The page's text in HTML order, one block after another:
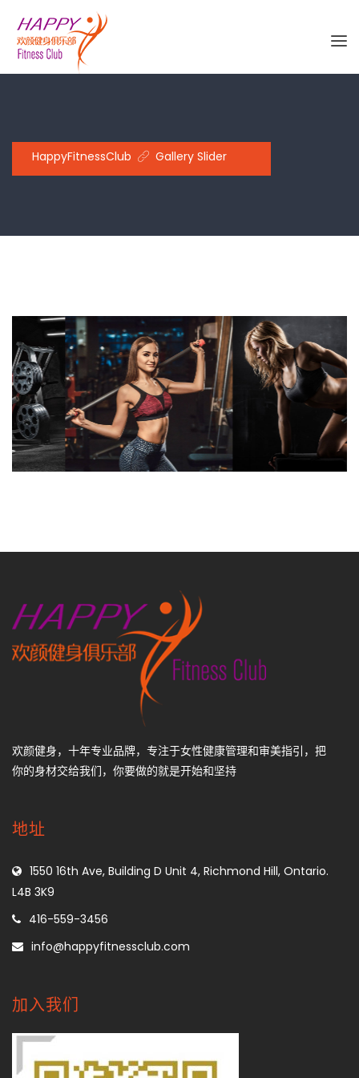
HappyFitnessClub Gallery Slider
欢颜健身，十年专业品牌，专注于女性健康管理和审美指引，把
你的身材交给我们，你要做的就是开始和坚持
地址
1550 16th Ave, Building D Unit 4, Richmond Hill, Ontario.
L4B 3K9
416-559-3456
info@happyfitnessclub.com
加入我们